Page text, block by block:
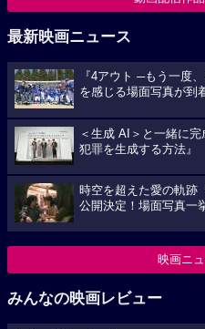
最新映画ニュース
『4アウト ─もう一度
を感じる場面写真が到
＜生成 AI＞と一緒に
犯罪を生成する方法』
時空を超えた愛の軌跡
公開決定！場面写真一
映画ニ
みんなの映画レビュー